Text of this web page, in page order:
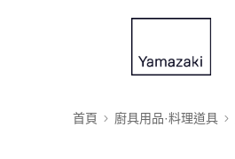
首頁 廚具用品·料理道具